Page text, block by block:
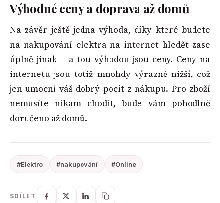
Výhodné ceny a doprava až domů
Na závěr ještě jedna výhoda, díky které budete
na nakupování elektra na internet hledět zase
úplně jinak – a tou výhodou jsou ceny. Ceny na
internetu jsou totiž mnohdy výrazně nižší, což
jen umocní váš dobrý pocit z nákupu. Pro zboží
nemusíte nikam chodit, bude vám pohodlně
doručeno až domů.
#Elektro #nakupování #Online
SDÍLET